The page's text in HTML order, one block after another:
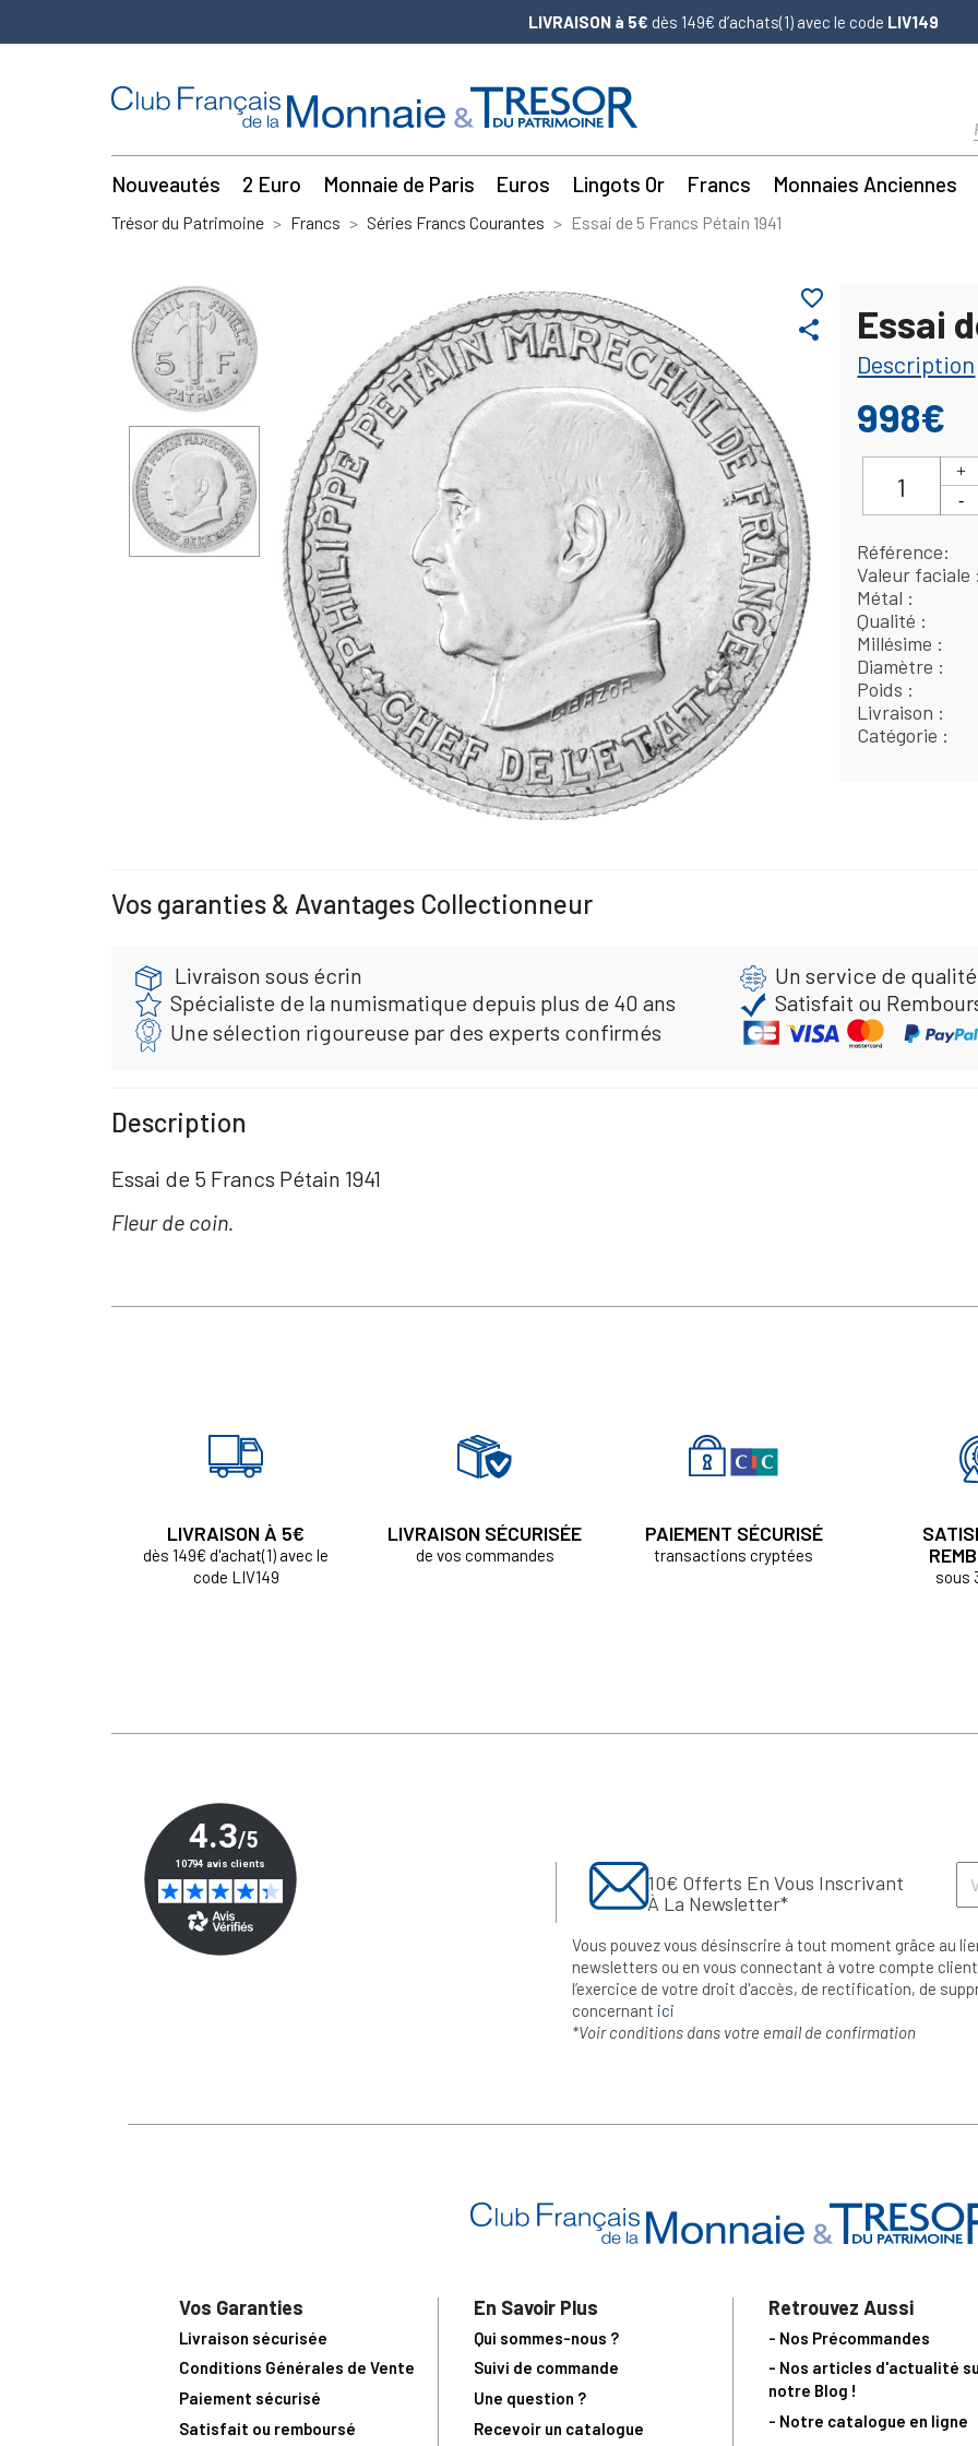
LIVRAISON à 5€ dès 149€ d’achats(1) avec le code LIV149
Nouveautés 2 Euro Monnaie de Paris Euros Lingots Or Francs Monnaies Anciennes
Trésor du Patrimoine Francs Séries Francs Courantes Essai de 5 Francs Pétain 1941
share
favorite_border
Essai
Description
998€
Référence
Valeur faciale
Métal
Qualité
Millésime
Diamètre
Poids
Livraison
Catégorie
Vos garanties & Avantages Collectionneur
Livraison sous écrin
Un service de
Spécialiste de la numismatique depuis plus de 40 ans
Satisfait ou
Une sélection rigoureuse par des experts confirmés
Description
Essai de 5 Francs Pétain 1941
Fleur de coin.
LIVRAISON À 5€
dès 149€ d'achat(1) avec le
code LIV149
LIVRAISON SÉCURISÉE
de vos commandes
PAIEMENT SÉCURISÉ
transactions cryptées
sous
10€ Offerts En Vous Inscrivant
À La Newsletter*
Vous pouvez vous désinscrire à tout moment grâce au
newsletters ou en vous connectant à votre compte
l’exercice de votre droit d'accès, de rectification, de
concernant ici
*Voir conditions dans votre email de confirmation
Vos Garanties
Livraison sécurisée
Conditions Générales de Vente
Paiement sécurisé
Satisfait ou remboursé
En Savoir Plus
Qui sommes-nous ?
Suivi de commande
Une question ?
Recevoir un catalogue
Retrouvez Aussi
- Nos Précommandes
- Nos articles d'actualité
notre Blog !
- Notre catalogue en ligne